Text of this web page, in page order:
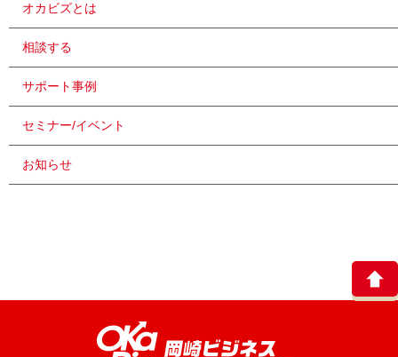
オカビズとは
相談する
サポート事例
セミナー/イベント
お知らせ